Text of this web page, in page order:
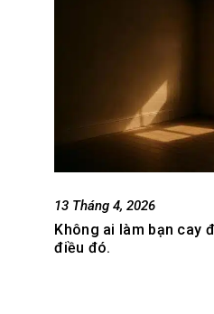
13 Tháng 4, 2026
Không ai làm bạn cay
điều đó.